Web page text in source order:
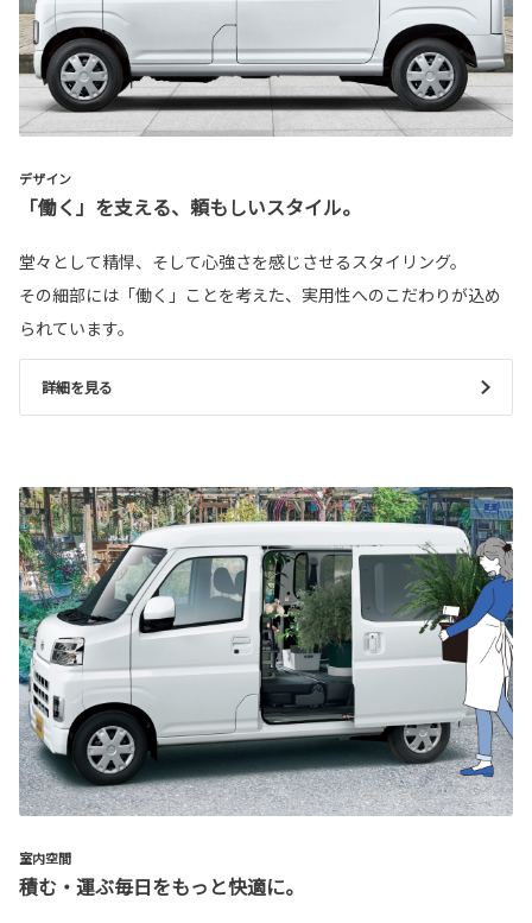
デザイン
「働く」を支える、頼もしいスタイル。
堂々として精悍、そして心強さを感じさせるスタイリング。
その細部には「働く」ことを考えた、実用性へのこだわりが込め
られています。
詳細を見る
室内空間
積む・運ぶ毎日をもっと快適に。